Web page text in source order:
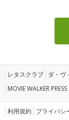
レタスクラブ ダ・ヴ
MOVIE WALKER PRESS
利用規約 プライバシ